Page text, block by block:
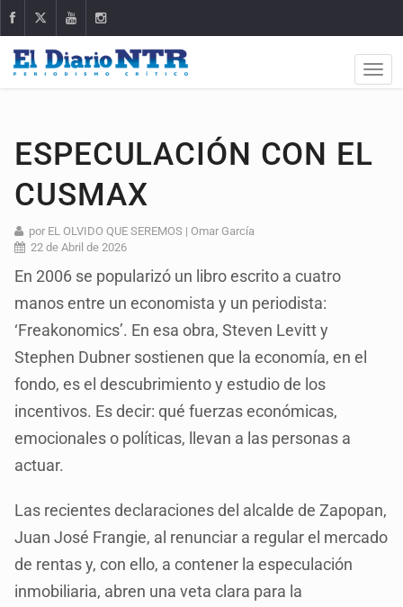
ESPECULACIÓN CON EL
CUSMAX
por EL OLVIDO QUE SEREMOS | Omar García
22 de Abril de 2026
En 2006 se popularizó un libro escrito a cuatro
manos entre un economista y un periodista:
‘Freakonomics’. En esa obra, Steven Levitt y
Stephen Dubner sostienen que la economía, en el
fondo, es el descubrimiento y estudio de los
incentivos. Es decir: qué fuerzas económicas,
emocionales o políticas, llevan a las personas a
actuar.
Las recientes declaraciones del alcalde de Zapopan,
Juan José Frangie, al renunciar a regular el mercado
de rentas y, con ello, a contener la especulación
inmobiliaria, abren una veta clara para la